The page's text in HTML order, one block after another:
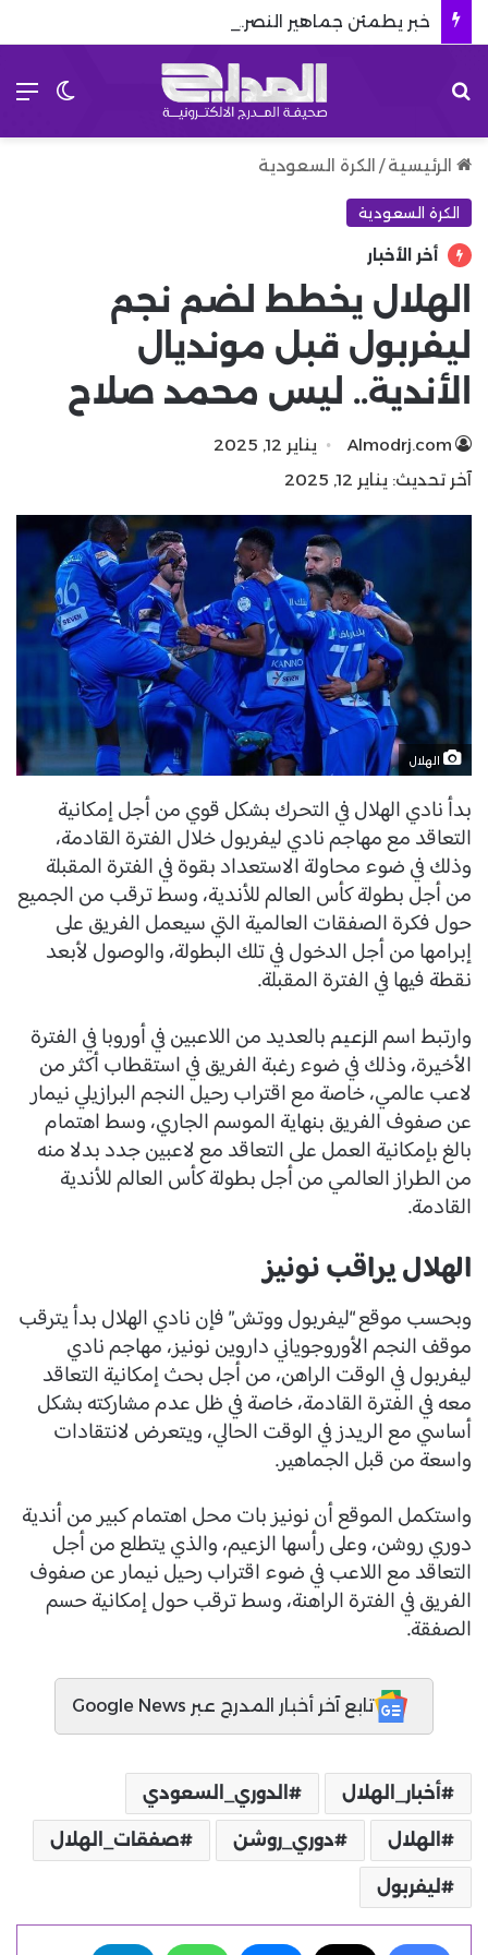
الرئيسية / الكرة السعودية
الكرة السعودية
أخر الأخبار
الهلال يخطط لضم نجم
ليفربول قبل مونديال
الأندية.. ليس محمد صلاح
Almodrj.com
يناير 12, 2025
آخر تحديث: يناير 12, 2025
الهلال
بدأ نادي الهلال في التحرك بشكل قوي من أجل إمكانية
التعاقد مع مهاجم نادي ليفربول خلال الفترة القادمة،
وذلك في ضوء محاولة الاستعداد بقوة في الفترة المقبلة
من أجل بطولة كأس العالم للأندية، وسط ترقب من الجميع
حول فكرة الصفقات العالمية التي سيعمل الفريق على
إبرامها من أجل الدخول في تلك البطولة، والوصول لأبعد
نقطة فيها في الفترة المقبلة.
وارتبط اسم الزعيم بالعديد من اللاعبين في أوروبا في الفترة
الأخيرة، وذلك في ضوء رغبة الفريق في استقطاب أكثر من
لاعب عالمي، خاصة مع اقتراب رحيل النجم البرازيلي نيمار
عن صفوف الفريق بنهاية الموسم الجاري، وسط اهتمام
بالغ بإمكانية العمل على التعاقد مع لاعبين جدد بدلا منه
من الطراز العالمي من أجل بطولة كأس العالم للأندية
القادمة.
الهلال يراقب نونيز
وبحسب موقع “ليفربول ووتش” فإن نادي الهلال بدأ يترقب
موقف النجم الأوروجوياني داروين نونيز، مهاجم نادي
ليفربول في الوقت الراهن، من أجل بحث إمكانية التعاقد
معه في الفترة القادمة، خاصة في ظل عدم مشاركته بشكل
أساسي مع الريدز في الوقت الحالي، ويتعرض لانتقادات
واسعة من قبل الجماهير.
واستكمل الموقع أن نونيز بات محل اهتمام كبير من أندية
دوري روشن، وعلى رأسها الزعيم، والذي يتطلع من أجل
التعاقد مع اللاعب في ضوء اقتراب رحيل نيمار عن صفوف
الفريق في الفترة الراهنة، وسط ترقب حول إمكانية حسم
الصفقة.
تابع آخر أخبار المدرج عبر Google News
أخبار_الهلال الدوري_السعودي
الهلال دوري_روشن صفقات_الهلال
ليفربول